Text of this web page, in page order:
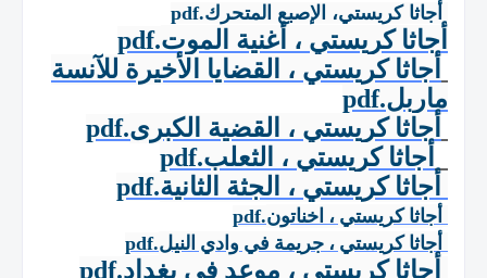
أجاثا كريستي، الإصبع المتحرك.pdf
أجاثا كريستي ، أغنية الموت.pdf
أجاثا كريستي ، القضايا الأخيرة للآنسة
ماربل.pdf
أجاثا كريستي ، القضية الكبرى.pdf
أجاثا كريستي ، الثعلب.pdf
أجاثا كريستي ، الجثة الثانية.pdf
أجاثا كريستي ، اخناتون.pdf
أجاثا كريستي ، جريمة في وادي النيل.pdf
أجاثا كريستي ، موعد في بغداد.pdf